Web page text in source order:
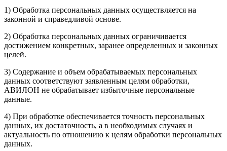
1) Обработка персональных данных осуществляется на
законной и справедливой основе.
2) Обработка персональных данных ограничивается
достижением конкретных, заранее определенных и законных
целей.
3) Содержание и объем обрабатываемых персональных
данных соответствуют заявленным целям обработки,
АВИЛОН не обрабатывает избыточные персональные
данные.
4) При обработке обеспечивается точность персональных
данных, их достаточность, а в необходимых случаях и
актуальность по отношению к целям обработки персональных
данных.